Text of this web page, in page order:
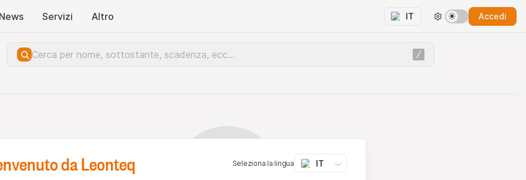
News Servizi Altro IT Accedi
da Leonteq Seleziona la lingua IT